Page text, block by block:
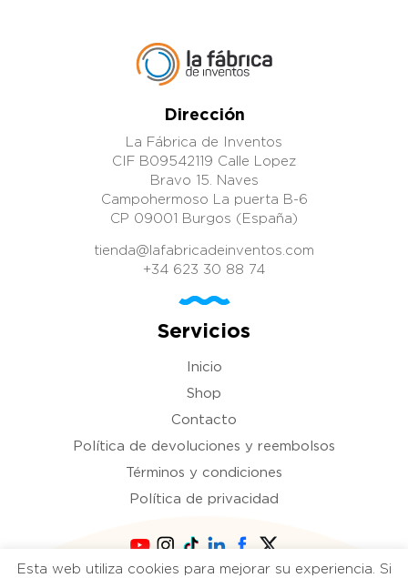
Dirección
La Fábrica de Inventos
CIF B09542119 Calle Lopez
Bravo 15. Naves
Campohermoso La puerta B-6
CP 09001 Burgos (España)
tienda@lafabricadeinventos.com
+34 623 30 88 74
Servicios
Inicio
Shop
Contacto
Política de devoluciones y reembolsos
Términos y condiciones
Política de privacidad
Esta web utiliza cookies para mejorar su experiencia. Si